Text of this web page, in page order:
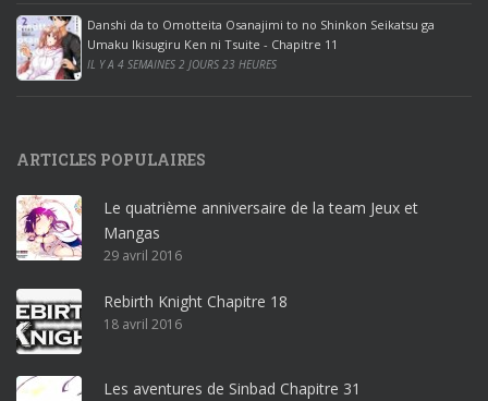
e
2
0
1
r
o
ff
i
c
e
3
Danshi da to Omotteita Osanajimi to no Shinkon Seikatsu ga
Umaku Ikisugiru Ken ni Tsuite - Chapitre 11
IL Y A 4 SEMAINES 2 JOURS 23 HEURES
ARTICLES POPULAIRES
Le quatrième anniversaire de la team Jeux et
Mangas
29 avril 2016
Rebirth Knight Chapitre 18
18 avril 2016
Les aventures de Sinbad Chapitre 31